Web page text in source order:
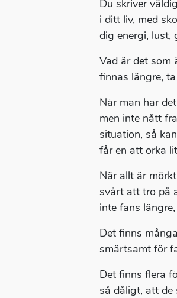
Du skriver
i ditt liv, med
dig energi, lust,
Vad är det som
finnas längre,
När man har
men inte nått
situation, så
får en att orka
När allt är
svårt att tro på
inte fans
Det finns
smärtsamt för
Det finns flera
så dåligt, att de